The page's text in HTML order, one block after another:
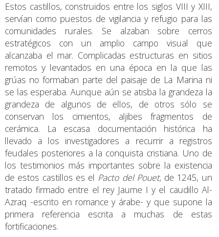
Estos castillos, construidos entre los siglos VIII y XIII,
servían como puestos de vigilancia y refugio para las
comunidades rurales. Se alzaban sobre cerros
estratégicos con un amplio campo visual que
alcanzaba el mar. Complicadas estructuras en sitios
remotos y levantados en una época en la que las
grúas no formaban parte del paisaje de La Marina ni
se las esperaba. Aunque aún se atisba la grandeza la
grandeza de algunos de ellos, de otros sólo se
conservan los cimientos, aljibes fragmentos de
cerámica. La escasa documentación histórica ha
llevado a los investigadores a recurrir a registros
feudales posteriores a la conquista cristiana. Uno de
los testimonios más importantes sobre la existencia
de estos castillos es el Pacto del Pouet, de 1245, un
tratado firmado entre el rey Jaume I y el caudillo Al-
Azraq -escrito en romance y árabe- y que supone la
primera referencia escrita a muchas de estas
fortificaciones.